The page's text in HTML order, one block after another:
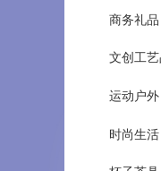
商务礼品
文创工艺
运动户外
时尚生活